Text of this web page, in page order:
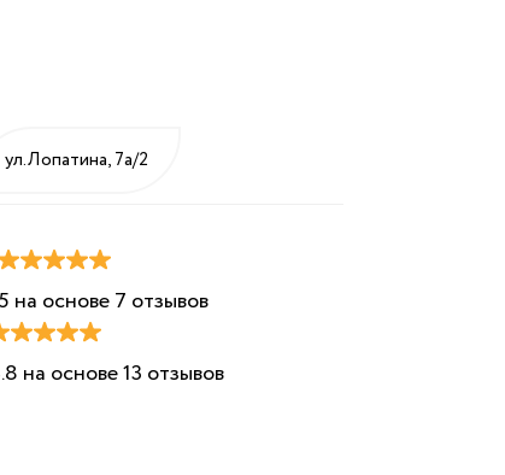
ул.Лопатина, 7а/2
5 на основе 7 отзывов
на основе 13 отзывов